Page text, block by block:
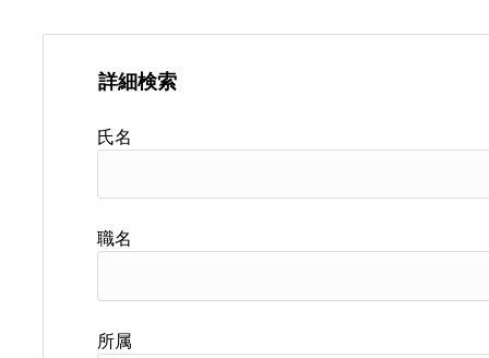
詳細検索
氏名
職名
所属